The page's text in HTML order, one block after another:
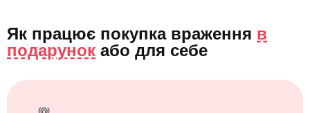
Як працює покупка враження в
подарунок або для себе